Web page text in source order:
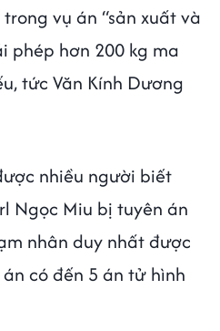
vụ án “sản xuất và
phép hơn 200 kg ma
tức Văn Kính Dương
nhiều người biết
Ngọc Miu bị tuyên án
nhân duy nhất được
có đến 5 án tử hình